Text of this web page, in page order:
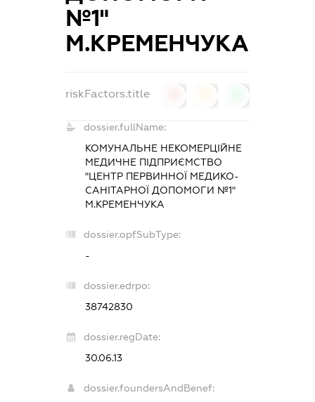
№1"
М.КРЕМЕНЧУКА
riskFactors.title
dossier.fullName:
КОМУНАЛЬНЕ НЕКОМЕРЦІЙНЕ
МЕДИЧНЕ ПІДПРИЄМСТВО
"ЦЕНТР ПЕРВИННОЇ МЕДИКО-
САНІТАРНОЇ ДОПОМОГИ №1"
М.КРЕМЕНЧУКА
dossier.opfSubType:
-
dossier.edrpo:
38742830
dossier.regDate:
30.06.13
dossier.foundersAndBenef: